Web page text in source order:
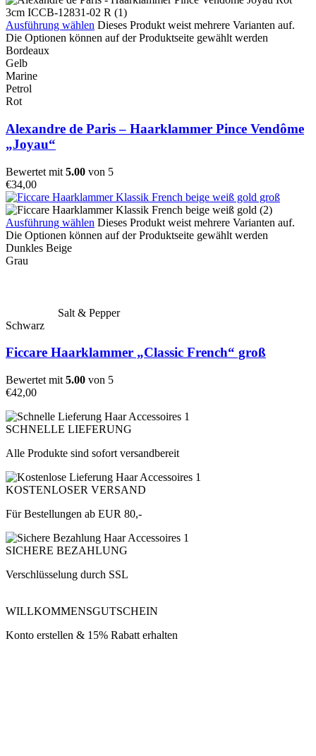
Ausführung wählen Dieses Produkt weist mehrere Varianten auf.
Die Optionen können auf der Produktseite gewählt werden
Bordeaux
Gelb
Marine
Petrol
Rot
Alexandre de Paris – Haarklammer Pince Vendôme
„Joyau“
Bewertet mit 5.00 von 5
€34,00
Ausführung wählen Dieses Produkt weist mehrere Varianten auf.
Die Optionen können auf der Produktseite gewählt werden
Dunkles Beige
Grau
Salt & Pepper
Schwarz
Ficcare Haarklammer „Classic French“ groß
Bewertet mit 5.00 von 5
€42,00
SCHNELLE LIEFERUNG
Alle Produkte sind sofort versandbereit
KOSTENLOSER VERSAND
Für Bestellungen ab EUR 80,-
SICHERE BEZAHLUNG
Verschlüsselung durch SSL
WILLKOMMENSGUTSCHEIN
Konto erstellen & 15% Rabatt erhalten